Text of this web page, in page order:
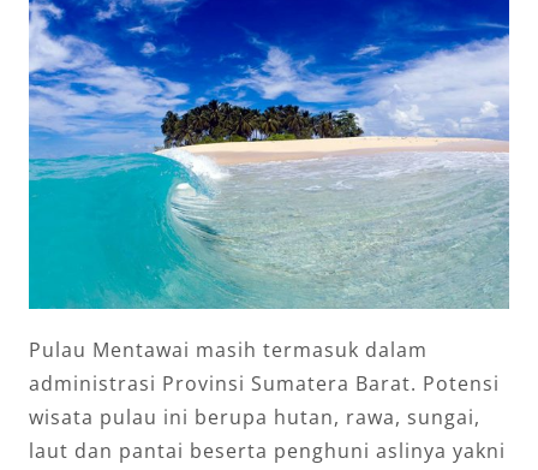
Pulau Mentawai masih termasuk dalam
administrasi Provinsi Sumatera Barat. Potensi
wisata pulau ini berupa hutan, rawa, sungai,
laut dan pantai beserta penghuni aslinya yakni